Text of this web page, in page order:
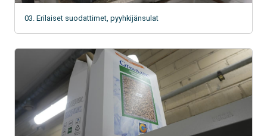
03. Erilaiset suodattimet, pyyhkijänsulat